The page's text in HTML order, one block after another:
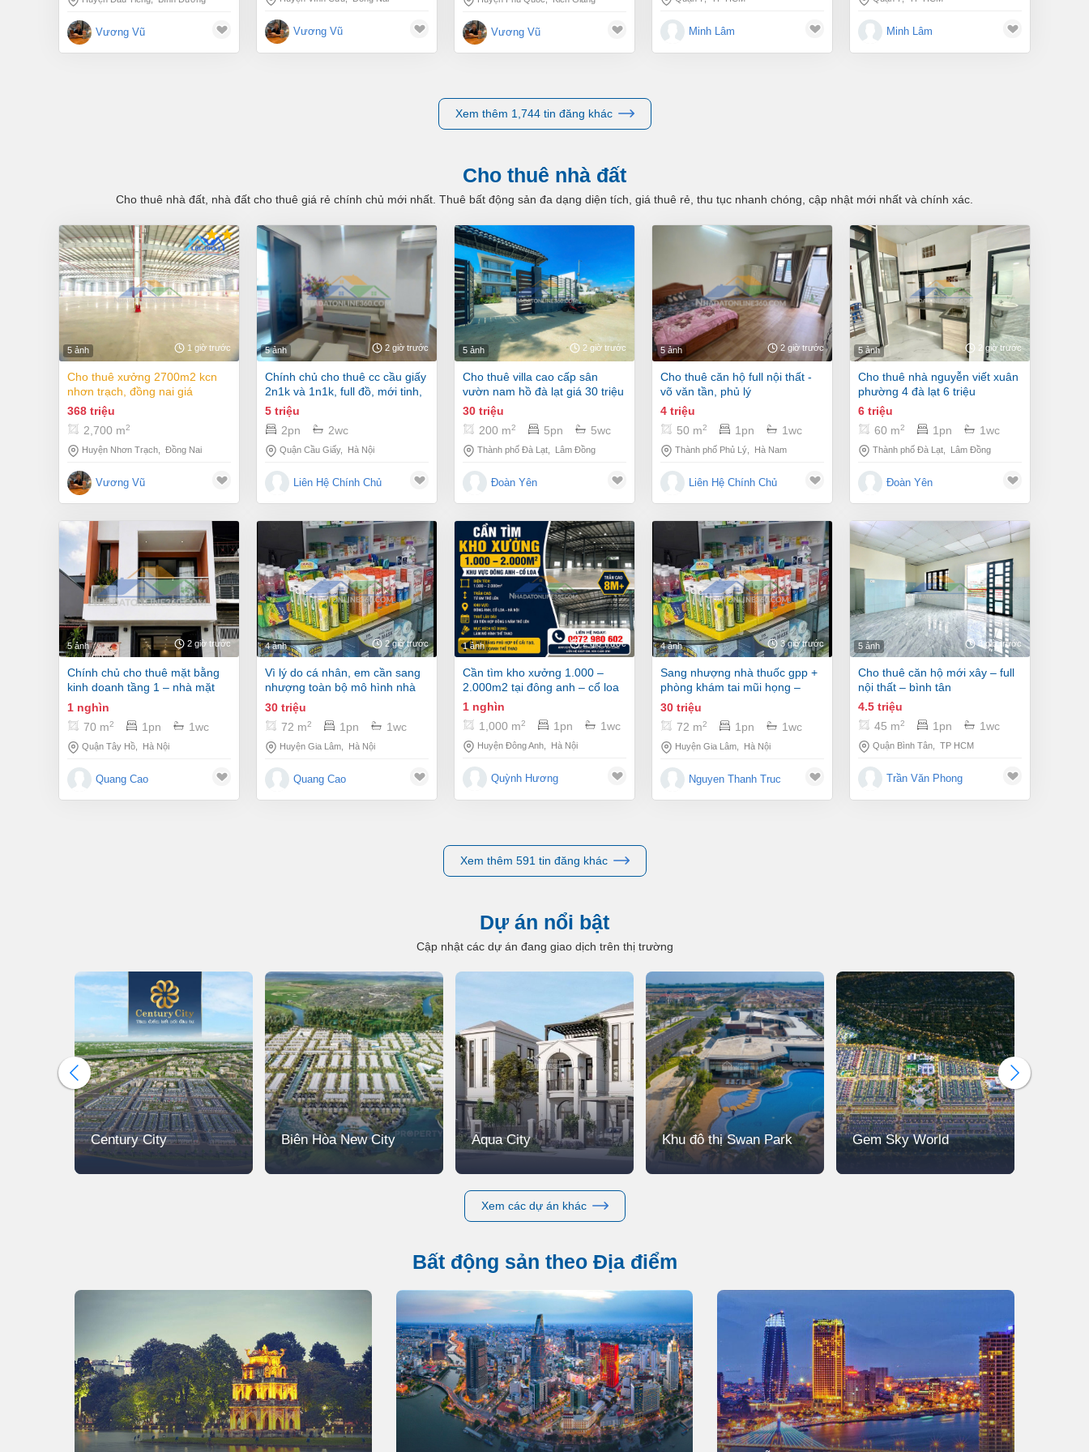
Vương Vũ Vương Vũ Vương Vũ Minh Lâm Minh Lâm
Xem thêm 1,744 tin đăng khác
Cho thuê nhà đất
Cho thuê nhà đất, nhà đất cho thuê giá rẻ chính chủ mới nhất. Thuê bất động sản đa dạng diện tích, giá thuê rẻ, thu tục nhanh chóng, cập nhật mới nhất và chính xác.
5 ảnh 1 giờ trước
cho thuê xưởng 2700m2 kcn
nhơn trạch, đồng nai giá
368tr/tháng
368 triệu
2,700 m2
Huyện Nhơn Trạch Đồng Nai
Vương Vũ
5 ảnh 2 giờ trước
chính chủ cho thuê cc cầu giấy
2n1k và 1n1k, full đồ, mới tinh,
giá từ 5 - 12tr/tháng
5 triệu
2pn
2wc
Quận Cầu Giấy, Hà Nội
Liên Hệ Chính Chủ
5 ảnh 2 giờ trước
cho thuê villa cao cấp sân
vườn nam hồ đà lạt giá 30 triệu
30 triệu
200 m2 5pn 5wc
Thành phố Đà Lạt Lâm Đồng
Đoàn Yên
5 ảnh 2 giờ trước
cho thuê căn hộ full nội thất -
võ văn tần, phủ lý
4 triệu
50 m2 1pn 1wc
Thành phố Phủ Lý Hà Nam
Liên Hệ Chính Chủ
5 ảnh 2 giờ trước
cho thuê nhà nguyễn viết xuân
phường 4 đà lạt 6 triệu
6 triệu
60 m2 1pn 1wc
Thành phố Đà Lạt Lâm Đồng
Đoàn Yên
5 ảnh 2 giờ trước
chính chủ cho thuê mặt bằng
kinh doanh tầng 1 – nhà mặt
phố đặng thai mai, quảng an,
tây hồ
1 nghìn
70 m2 1pn 1wc
Quận Tây Hồ Hà Nội
Quang Cao
4 ảnh 2 giờ trước
vì lý do cá nhân, em cần sang
nhượng toàn bộ mô hình nhà
thuốc đạt gpp + phòng khám
chuyên khoa tai mũi họng địa
chỉ: ocean park 1 gia lâm – hà
nội
30 triệu
72 m2 1pn 1wc
Huyện Gia Lâm Hà Nội
Quang Cao
1 ảnh 2 giờ trước
cần tìm kho xưởng 1.000 –
2.000m2 tại đông anh – cổ loa
1 nghìn
1,000 m2 1pn 1wc
Huyện Đông Anh Hà Nội
Quỳnh Hương
4 ảnh 3 giờ trước
sang nhượng nhà thuốc gpp +
phòng khám tai mũi họng –
ocean park 1 gia lâm - hà nội
30 triệu
72 m2 1pn 1wc
Huyện Gia Lâm Hà Nội
Nguyen Thanh Truc
5 ảnh 3 giờ trước
cho thuê căn hộ mới xây – full
nội thất – bình tân
4.5 triệu
45 m2 1pn 1wc
Quận Bình Tân TP HCM
Trần Văn Phong
Xem thêm 591 tin đăng khác
Dự án nổi bật
Cập nhật các dự án đang giao dịch trên thị trường
Century City Biên Hòa New City Aqua City Khu đô thị Swan Park Gem Sky World
Xem các dự án khác
Bất động sản theo Địa điểm